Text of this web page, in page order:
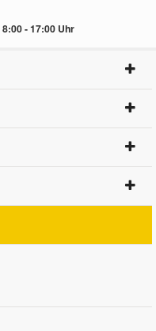
- 17:00 Uhr